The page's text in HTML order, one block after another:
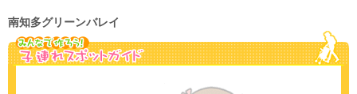
南知多グリーンバレイ